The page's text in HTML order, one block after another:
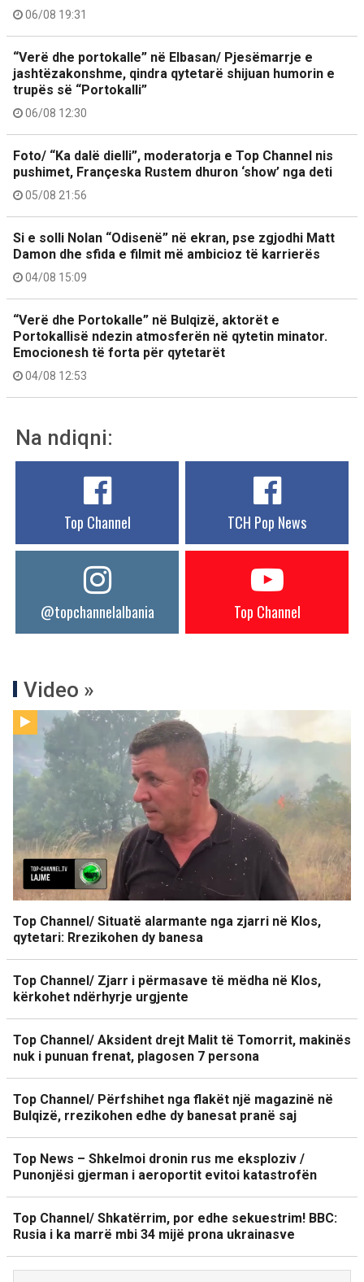
06/08 19:31
“Verë dhe portokalle” në Elbasan/ Pjesëmarrje e
jashtëzakonshme, qindra qytetarë shijuan humorin e
trupës së “Portokalli”
06/08 12:30
Foto/ “Ka dalë dielli”, moderatorja e Top Channel nis
pushimet, Françeska Rustem dhuron ‘show’ nga deti
05/08 21:56
Si e solli Nolan “Odisenë” në ekran, pse zgjodhi Matt
Damon dhe sfida e filmit më ambicioz të karrierës
04/08 15:09
“Verë dhe Portokalle” në Bulqizë, aktorët e
Portokallisë ndezin atmosferën në qytetin minator.
Emocionesh të forta për qytetarët
04/08 12:53
Na ndiqni:
Top Channel TCH Pop News
@topchannelalbania Top Channel
Video »
Top Channel/ Situatë alarmante nga zjarri në Klos,
qytetari: Rrezikohen dy banesa
Top Channel/ Zjarr i përmasave të mëdha në Klos,
kërkohet ndërhyrje urgjente
Top Channel/ Aksident drejt Malit të Tomorrit, makinës
nuk i punuan frenat, plagosen 7 persona
Top Channel/ Përfshihet nga flakët një magazinë në
Bulqizë, rrezikohen edhe dy banesat pranë saj
Top News – Shkelmoi dronin rus me eksploziv /
Punonjësi gjerman i aeroportit evitoi katastrofën
Top Channel/ Shkatërrim, por edhe sekuestrim! BBC:
Rusia i ka marrë mbi 34 mijë prona ukrainasve